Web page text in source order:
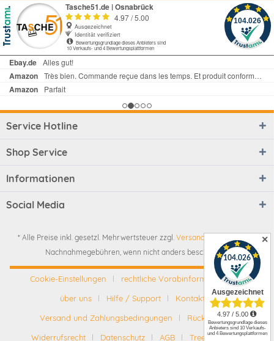
✕
Service Hotline
Shop Service
Informationen
Social Media
* Alle Preise inkl. gesetzl. Mehrwertsteuer zzgl. Versandkosten
Nachnahmegebühren, wenn nicht anders beschrieben
Cookie-Einstellungen
rechtliche Vorabinformationen
über uns
Hilfe / Support
Kontakt
Versand und Zahlungsbedingungen
Rückgabe
Widerrufsrecht
Datenschutz AGB Tree-Nation